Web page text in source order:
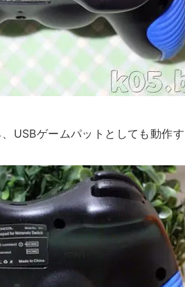
ゲームパットとしても動作す